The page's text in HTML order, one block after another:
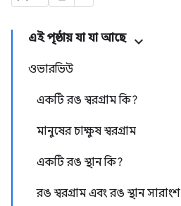
এই পৃষ্ঠায় যা যা আছে
ওভারভিউ
একটি রঙ স্বরগ্রাম কি?
মানুষের চাক্ষুষ স্বরগ্রাম
একটি রঙ স্থান কি?
রঙ স্বরগ্রাম এবং রঙ স্থান সারাংশ